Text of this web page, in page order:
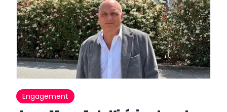
Engagement